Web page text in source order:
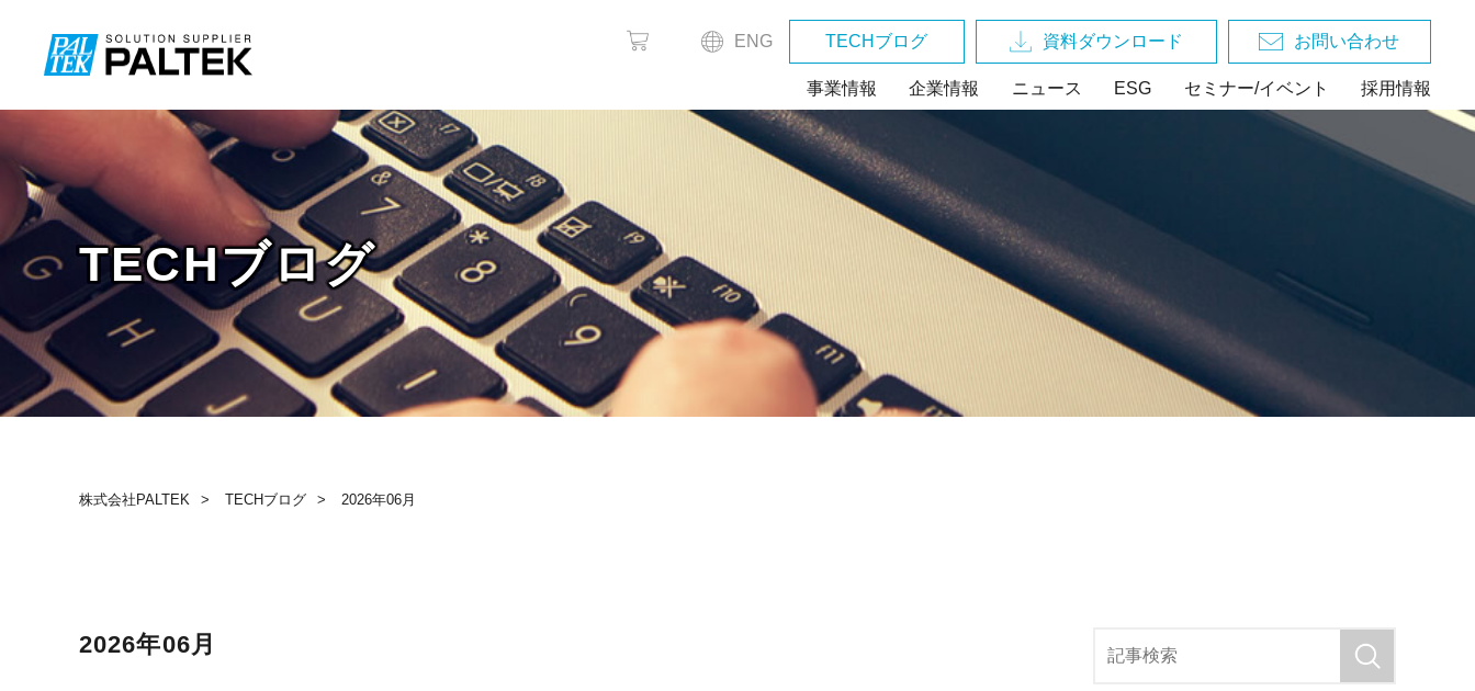
事業情報 企業情報 ニュース ESG セミナー/イベント 採用情報
ENG TECHブログ 資料ダウンロード お問い合わせ
株式会社PALTEK TECHブログ 2026年06月
TECHブログ
2026年06月